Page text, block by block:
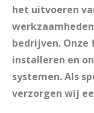
het uitvoeren
bedrijven.
installeren en
systemen. Als
verzorgen wij